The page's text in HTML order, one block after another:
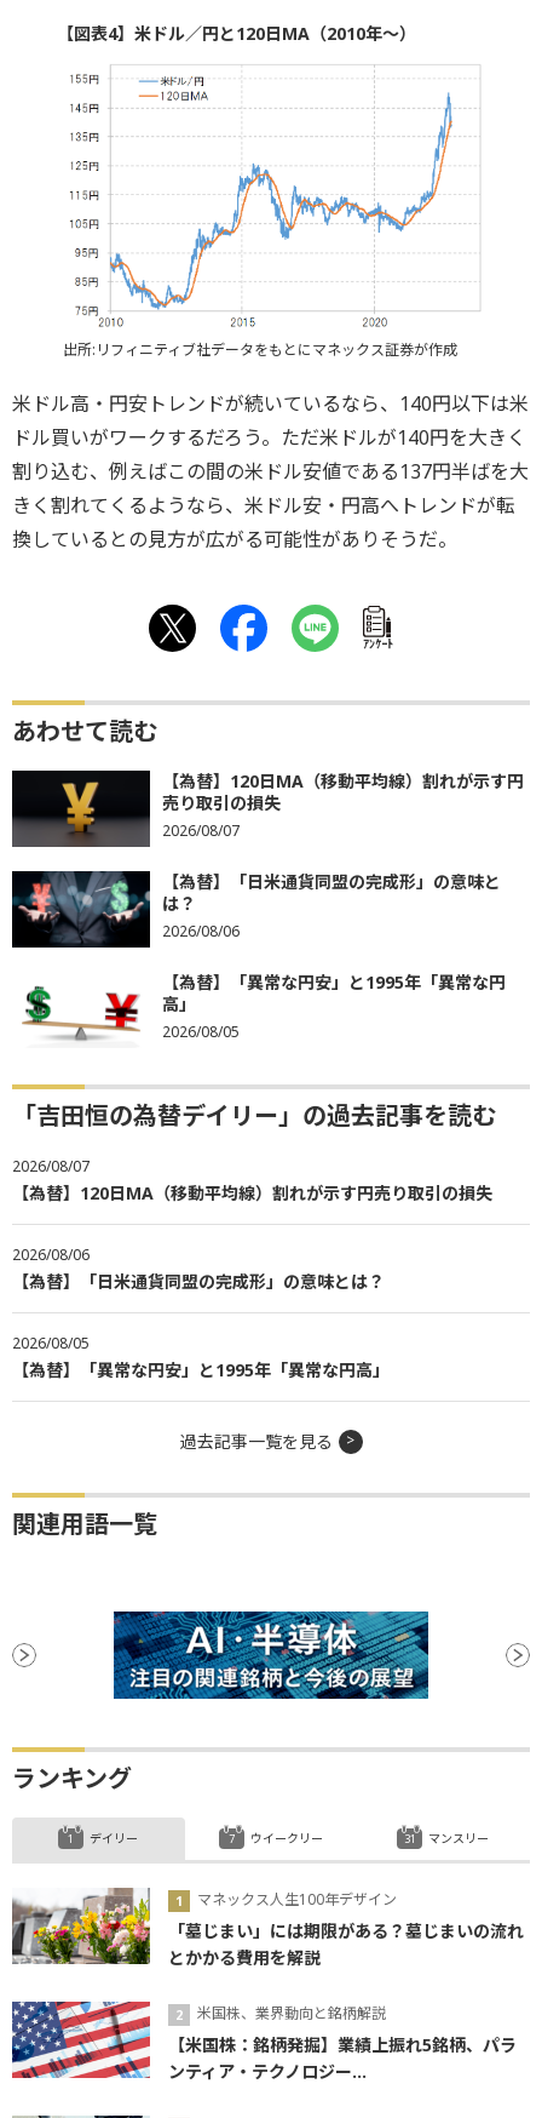
【図表4】米ドル／円と120日MA（2010年～）
出所:リフィニティブ社データをもとにマネックス証券が作成
米ドル高・円安トレンドが続いているなら、140円以下は米
ドル買いがワークするだろう。ただ米ドルが140円を大きく
割り込む、例えばこの間の米ドル安値である137円半ばを大
きく割れてくるようなら、米ドル安・円高へトレンドが転
換しているとの見方が広がる可能性がありそうだ。
ｱﾝｹｰﾄ
あわせて読む
【為替】120日MA（移動平均線）割れが示す円
売り取引の損失
2026/08/07
【為替】「日米通貨同盟の完成形」の意味と
は？
2026/08/06
【為替】「異常な円安」と1995年「異常な円
高」
2026/08/05
「吉田恒の為替デイリー」の過去記事を読む
2026/08/07
【為替】120日MA（移動平均線）割れが示す円売り取引の損失
2026/08/06
【為替】「日米通貨同盟の完成形」の意味とは？
2026/08/05
【為替】「異常な円安」と1995年「異常な円高」
過去記事一覧を見る
関連用語一覧
ランキング
デイリー
マネックス人生100年デザイン
「墓じまい」には期限がある？墓じまいの流れ
とかかる費用を解説
米国株、業界動向と銘柄解説
【米国株：銘柄発掘】業績上振れ5銘柄、パラ
ンティア・テクノロジー...
ウイークリー マンスリー